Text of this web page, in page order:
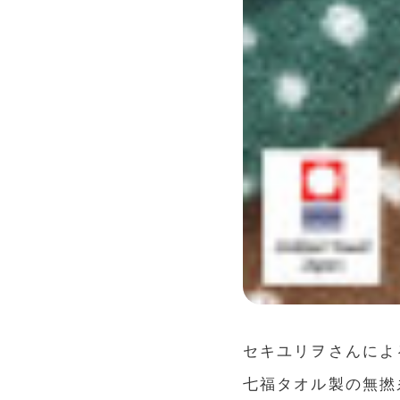
セキユリヲさんに
七福タオル製の無